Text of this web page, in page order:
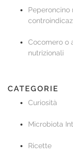
Peperoncino
Cocomero o
nutrizionali
CATEGORIE
Curiosità
Microbiota
Ricette